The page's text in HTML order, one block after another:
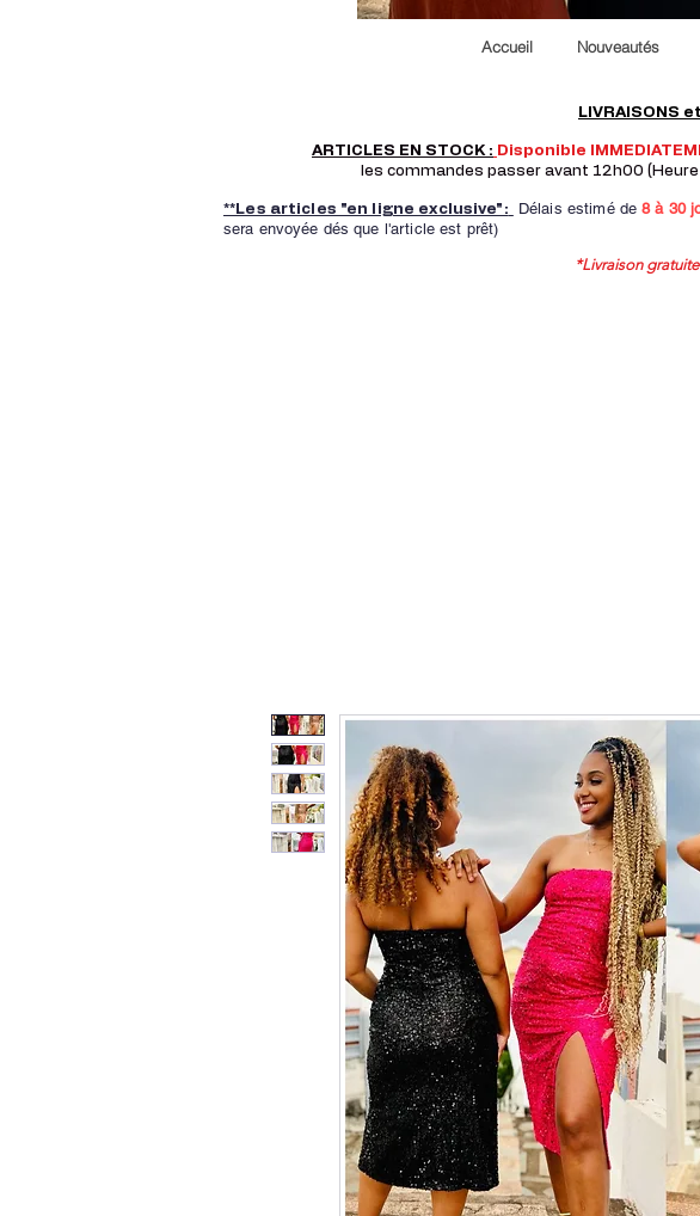
Accueil Nouveautés
LIVRAISONS
ARTICLES EN STOCK : Disponible
les commandes passer avant 12h00
**Les articles "en ligne exclusive": Délais estimé de8 à 30
sera envoyée dés que l'article est prêt)
*Livraison